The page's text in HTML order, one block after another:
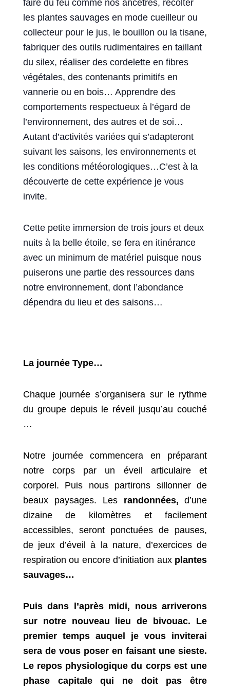
faire du feu comme nos ancêtres, récolter
les plantes sauvages en mode cueilleur ou
collecteur pour le jus, le bouillon ou la tisane,
fabriquer des outils rudimentaires en taillant
du silex, réaliser des cordelette en fibres
végétales, des contenants primitifs en
vannerie ou en bois… Apprendre des
comportements respectueux à l’égard de
l’environnement, des autres et de soi…
Autant d’activités variées qui s’adapteront
suivant les saisons, les environnements et
les conditions météorologiques…C’est à la
découverte de cette expérience je vous
invite.
Cette petite immersion de trois jours et deux
nuits à la belle étoile, se fera en itinérance
avec un minimum de matériel puisque nous
puiserons une partie des ressources dans
notre environnement, dont l’abondance
dépendra du lieu et des saisons…
La journée Type…
Chaque journée s’organisera sur le rythme
du groupe depuis le réveil jusqu’au couché
…
Notre journée commencera en préparant
notre corps par un éveil articulaire et
corporel. Puis nous partirons sillonner de
beaux paysages. Les randonnées,
d’une
dizaine de kilomètres et facilement
accessibles, seront ponctuées de pauses,
de jeux d’éveil à la nature, d’exercices de
respiration ou encore d’initiation aux plantes
sauvages…
Puis dans l’après midi, nous arriverons
sur notre nouveau lieu de bivouac. Le
premier temps auquel je vous inviterai
sera de vous poser en faisant une sieste.
Le repos physiologique du corps est une
phase capitale qui ne doit pas être